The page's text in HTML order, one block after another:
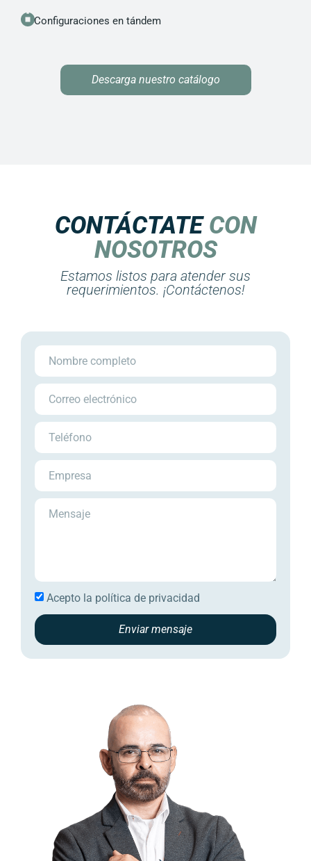
Configuraciones en tándem
Descarga nuestro catálogo
CONTÁCTATECON
NOSOTROS
Estamos listos para atender sus
requerimientos. ¡Contáctenos!
Acepto la política de privacidad
Enviar mensaje